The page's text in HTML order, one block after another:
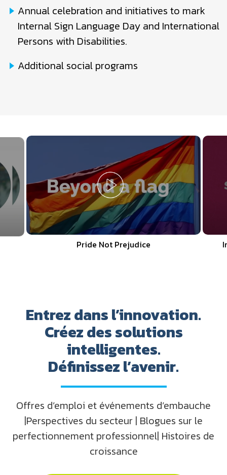
Annual celebration and initiatives to mark
Internal Sign Language Day and International
Persons with Disabilities.
Additional social programs
Diversity, Equity and Inclusion
Entrez dans l’innovation.
Créez des solutions
intelligentes.
Définissez l’avenir.
Offres d’emploi et événements d’embauche
|Perspectives du secteur | Blogues sur le
perfectionnement professionnel| Histoires de
croissance